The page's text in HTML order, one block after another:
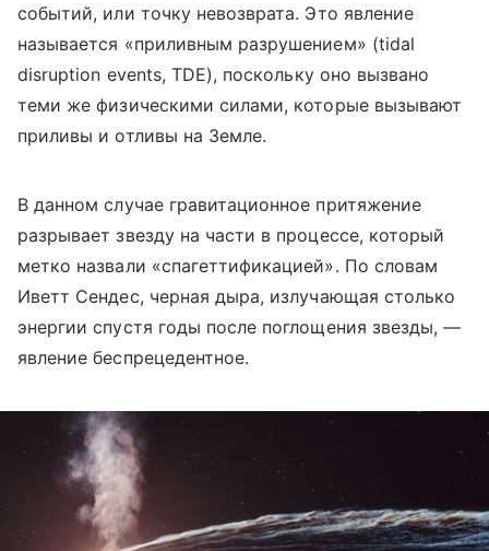
событий, или точку невозврата. Это явление
называется «приливным разрушением» (tidal
disruption events, TDE), поскольку оно вызвано
теми же физическими силами, которые вызывают
приливы и отливы на Земле.
В данном случае гравитационное притяжение
разрывает звезду на части в процессе, который
метко назвали «спагеттификацией». По словам
Иветт Сендес, черная дыра, излучающая столько
энергии спустя годы после поглощения звезды, —
явление беспрецедентное.